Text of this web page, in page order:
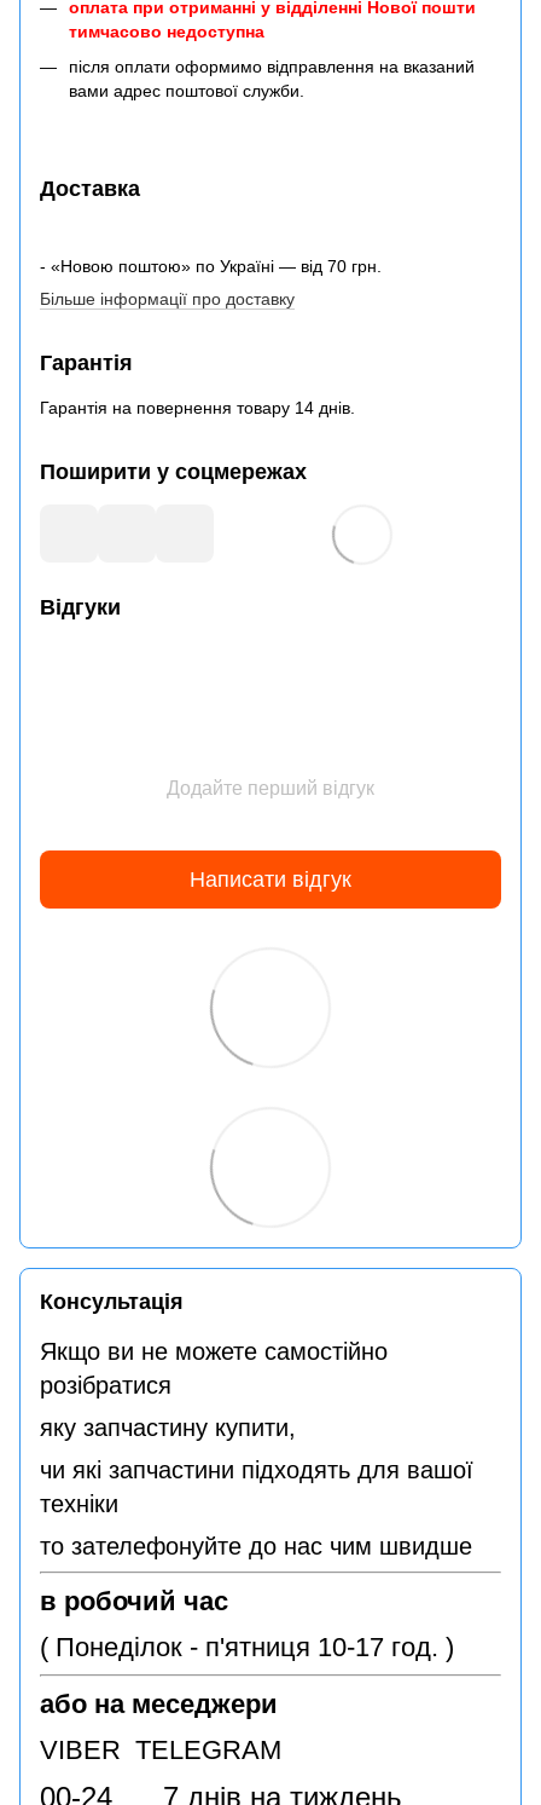
оплата при отриманні у відділенні Нової пошти
тимчасово недоступна
після оплати оформимо відправлення на вказаний
вами адрес поштової служби.
Доставка
- «Новою поштою» по Україні — від 70 грн.
Більше інформації про доставку
Гарантія
Гарантія на повернення товару 14 днів.
Поширити у соцмережах
Відгуки
Додайте перший відгук
Написати відгук
Консультація
Якщо ви не можете самостійно
розібратися
яку запчастину купити,
чи які запчастини підходять для вашої
техніки
то зателефонуйте до нас чим швидше
в робочий час
( Понеділок - п'ятниця 10-17 год. )
або на меседжери
VIBER TELEGRAM
00-24 7 днів на тиждень